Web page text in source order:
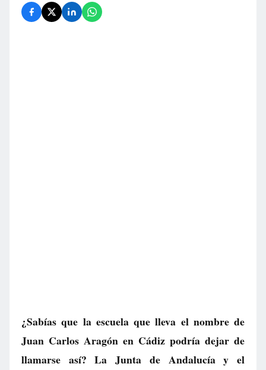
¿Sabías que la escuela que lleva el nombre de
Juan Carlos Aragón en Cádiz podría dejar de
llamarse así? La Junta de Andalucía y el